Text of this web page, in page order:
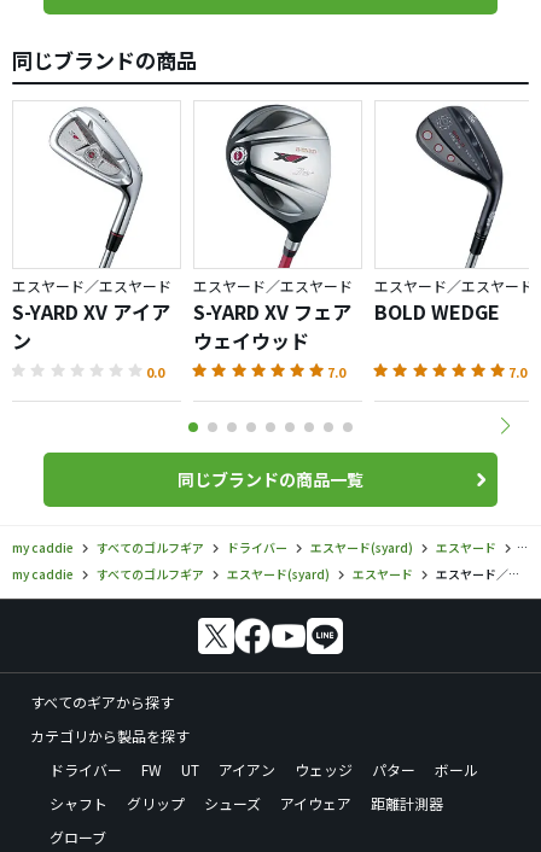
同じブランドの商品
エスヤード／エスヤード
S-YARD XV アイア
ン
0.0
エスヤード／エスヤード
S-YARD XV フェア
ウェイウッド
7.0
エスヤード／エスヤード
BOLD WEDGE
7.0
同じブランドの商品一覧
my caddie すべてのゴルフギア ドライバー エスヤード(syard) エスヤード
エ
my caddie
すべてのゴルフギア エスヤード(syard) エスヤード エスヤード／エスヤード／S-YARD XVドライバーの口コミ評価
すべてのギアから探す
カテゴリから製品を探す
ドライバー
FW UT アイアン ウェッジ パター
ボール
シャフト
グリップ シューズ アイウェア
距離計測器
グローブ